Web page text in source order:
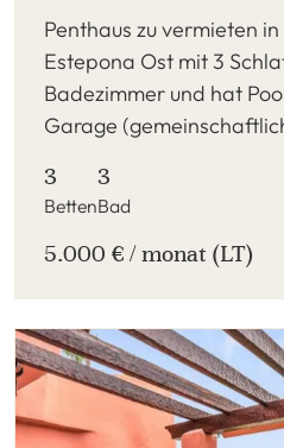
Penthaus zu vermieten
Estepona Ost mit 3
Badezimmer und hat
Garage
3
Betten
3
Bad
5.000 € / monat (LT)